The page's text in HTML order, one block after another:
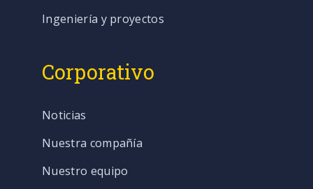
Ingeniería y proyectos
Corporativo
Noticias
Nuestra compañía
Nuestro equipo